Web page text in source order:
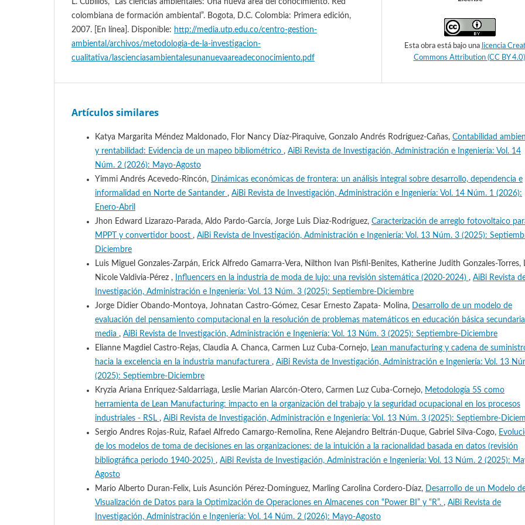
L. Cubillos, “Las ciencias ambientales: Una nueva área del conocimiento. Red
colombiana de formación ambiental”. Bogota, D.C. Colombia: Primera edición,
2007. [En línea]. Disponible: http://media.utp.edu.co/centro-gestion-
ambiental/archivos/metodologia-de-la-investigacion-
cualitativa/lascienciasambientalesunanuevaareadeconocimiento.pdf
Esta obra está bajo una licencia
Commons Attribution (CC BY 4.0)
Artículos similares
Katya Margarita Méndez Maldonado, Flor Nancy Díaz-Piraquive, Gonzalo Andrés Rodríguez-Cañas, Contabilidad
y rentabilidad: Evidencia de un mapeo bibliométrico , AiBi Revista de Investigación, Administración e Ingeniería: Vol. 14
Núm. 2 (2026): Mayo-Agosto
Yimmi Andrés Acevedo-Rincón, Dinámicas económicas de frontera: un análisis integral sobre desarrollo, dependencia e
informalidad en Norte de Santander , AiBi Revista de Investigación, Administración e Ingeniería: Vol. 14 Núm. 1 (2026):
Enero-Abril
Jhon Edward Lizarazo-Parada, Aldo Pardo-García, Jorge Luis Diaz-Rodríguez, Caracterización de arreglo fotovoltaico
MPPT y convertidor boost , AiBi Revista de Investigación, Administración e Ingeniería: Vol. 13 Núm. 3 (2025):
Diciembre
Luis Miguel Gonzales-Zarpán, Erick Alfredo Gamarra-Vera, Nilthon Ivan Pisfil-Benites, Katherine Judith Gonzales-Torres,
Nicole Valdivia-Pérez ,
Influencers en la industria de moda de lujo: una revisión sistemática (2020-2024) , AiBi Revista
Investigación, Administración e Ingeniería: Vol. 13 Núm. 3 (2025): Septiembre-Diciembre
Jorge Didier Obando-Montoya, Johnatan Castro-Gómez, Cesar Ernesto Zapata- Molina, Desarrollo de un modelo de
evaluación del pensamiento computacional en la resolución de problemas matemáticos en educación básica
media , AiBi Revista de Investigación, Administración e Ingeniería: Vol. 13 Núm. 3 (2025): Septiembre-Diciembre
Elianne Magdiel Castro-Rejas, Claudia A. Chanca, Carmen Luz Cuba-Cornejo, Lean manufacturing y cadena de
hacia la excelencia en la industria manufacturera , AiBi Revista de Investigación, Administración e Ingeniería: Vol. 13
(2025): Septiembre-Diciembre
Kryzia Ariana Enriquez-Saldarriaga, Leslie Marian Alarcón-Otero, Carmen Luz Cuba-Cornejo, Metodología 5S como
herramienta de Lean Manufacturing: impacto en la organización del trabajo y la seguridad ocupacional en los procesos
industriales - RSL , AiBi Revista de Investigación, Administración e Ingeniería: Vol. 13 Núm. 3 (2025): Septiembre-
Sergio Andres Rojas-Ruiz, Rafael Alfredo Camargo-Remolina, Rene Alejandro Beltrán-Duque, Gabriel Silva-Cogo,
de los modelos de toma de decisiones en las organizaciones: de la intuición a la racionalidad basada en datos (revisión
bibliográfica periodo 1940-2025) , AiBi Revista de Investigación, Administración e Ingeniería: Vol. 13 Núm. 2 (2025):
Agosto
Mario Alberto Duran-Felix, Luis Asunción Pérez-Domínguez, Marling Carolina Cordero-Díaz, Desarrollo de un Modelo
Visualización de Datos para la Optimización de Operaciones en Almacenes con “Power BI” y “R”. , AiBi Revista de
Investigación, Administración e Ingeniería: Vol. 14 Núm. 2 (2026): Mayo-Agosto